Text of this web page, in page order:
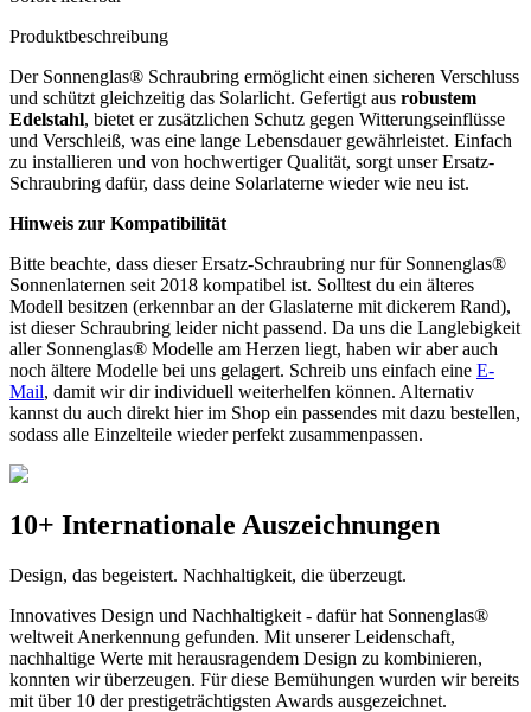
Produktbeschreibung
Der Sonnenglas® Schraubring ermöglicht einen sicheren Verschluss
und schützt gleichzeitig das Solarlicht. Gefertigt aus robustem
Edelstahl, bietet er zusätzlichen Schutz gegen Witterungseinflüsse
und Verschleiß, was eine lange Lebensdauer gewährleistet. Einfach
zu installieren und von hochwertiger Qualität, sorgt unser Ersatz-
Schraubring dafür, dass deine Solarlaterne wieder wie neu ist.
Hinweis zur Kompatibilität
Bitte beachte, dass dieser Ersatz-Schraubring nur für Sonnenglas®
Sonnenlaternen seit 2018 kompatibel ist. Solltest du ein älteres
Modell besitzen (erkennbar an der Glaslaterne mit dickerem Rand),
ist dieser Schraubring leider nicht passend. Da uns die Langlebigkeit
aller Sonnenglas® Modelle am Herzen liegt, haben wir aber auch
noch ältere Modelle bei uns gelagert. Schreib uns einfach eine E-
Mail, damit wir dir individuell weiterhelfen können. Alternativ
kannst du auch direkt hier im Shop ein passendes mit dazu bestellen,
sodass alle Einzelteile wieder perfekt zusammenpassen.
10+ Internationale Auszeichnungen
Design, das begeistert. Nachhaltigkeit, die überzeugt.
Innovatives Design und Nachhaltigkeit - dafür hat Sonnenglas®
weltweit Anerkennung gefunden. Mit unserer Leidenschaft,
nachhaltige Werte mit herausragendem Design zu kombinieren,
konnten wir überzeugen. Für diese Bemühungen wurden wir bereits
mit über 10 der prestigeträchtigsten Awards ausgezeichnet.